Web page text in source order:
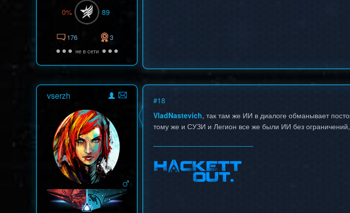
0% 89
176 3
не в сети
vserzh #18
VladNastevich, так там же ИИ в диалоге обманывает
тому же и СУЗИ и Легион все же были ИИ без